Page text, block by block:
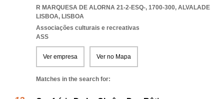
R MARQUESA DE ALORNA 21-2-ESQ-, 1700-300, ALVALADE
LISBOA, LISBOA
Associações culturais e recreativas
ASS
Ver empresa Ver no Mapa
Matches in the search for: